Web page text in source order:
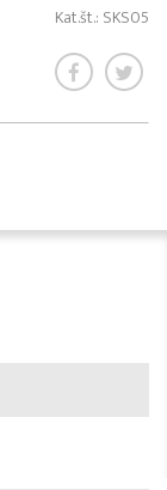
Kat.št.: SKS05